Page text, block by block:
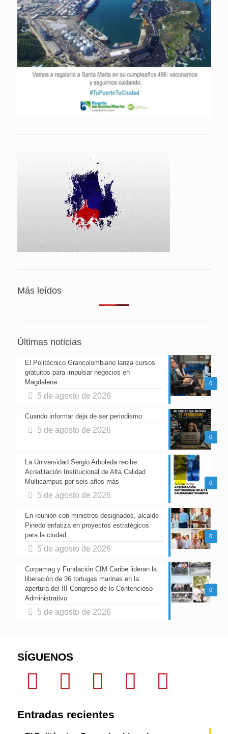
Más leídos
Últimas noticias
0
El Politécnico Grancolombiano lanza cursos
gratuitos para impulsar negocios en
Magdalena
5 de agosto de 2026
0
Cuando informar deja de ser periodismo
5 de agosto de 2026
0
La Universidad Sergio Arboleda recibe
Acreditación Institucional de Alta Calidad
Multicampus por seis años más
5 de agosto de 2026
0
En reunión con ministros designados, alcalde
Pinedo enfatiza en proyectos estratégicos
para la ciudad
5 de agosto de 2026
0
Corpamag y Fundación CIM Caribe lideran la
liberación de 36 tortugas marinas en la
apertura del III Congreso de lo Contencioso
Administrativo
5 de agosto de 2026
SÍGUENOS
Entradas recientes